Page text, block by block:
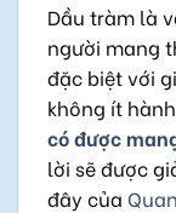
Dầu tràm là
người mang
đặc biệt với
không ít
có được
lời sẽ được
đây của